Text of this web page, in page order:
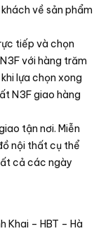
về sản phẩm
tiếp và chọn
với hàng trăm
lựa chọn xong
N3F giao hàng
tận nơi. Miễn
nội thất cụ thể
cả các ngày
Khai – HBT – Hà